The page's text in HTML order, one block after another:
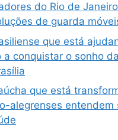
do Rio de Janeiro
de guarda
que está
a conquistar o sonho
que está
alegrenses entendem